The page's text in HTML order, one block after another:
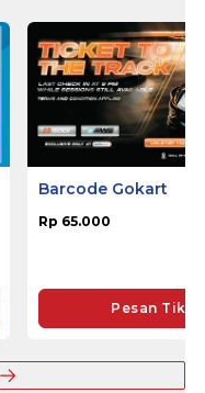
Barcode Gokart
Rp 65.000
Pesan Tiket